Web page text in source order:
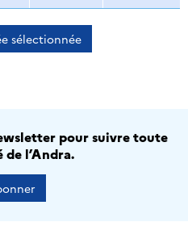
sélectionnée
pour suivre toute
de l’Andra.